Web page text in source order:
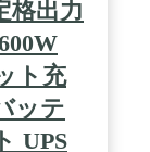
環境に有害
れており、
厳しい環
た、筐体
・耐衝撃
取得し
Max /
バッテリ
格出力
ト充
ッテ
UPS